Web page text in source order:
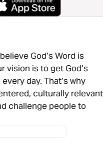
God’s Word is
vision is to get God’s
day. That’s why
culturally relevant
challenge people to